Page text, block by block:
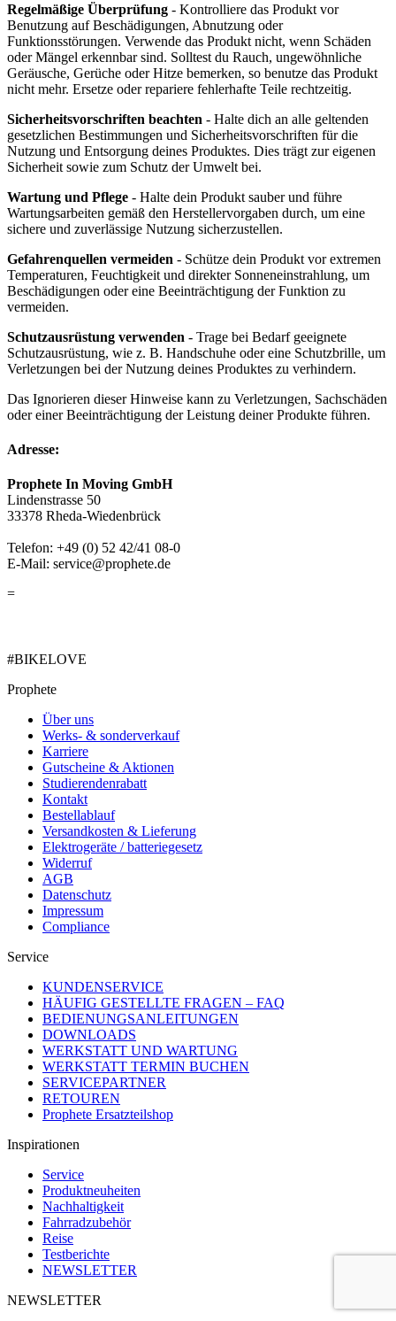
Regelmäßige Überprüfung - Kontrolliere das Produkt vor
Benutzung auf Beschädigungen, Abnutzung oder
Funktionsstörungen. Verwende das Produkt nicht, wenn Schäden
oder Mängel erkennbar sind. Solltest du Rauch, ungewöhnliche
Geräusche, Gerüche oder Hitze bemerken, so benutze das Produkt
nicht mehr. Ersetze oder repariere fehlerhafte Teile rechtzeitig.
Sicherheitsvorschriften beachten - Halte dich an alle geltenden
gesetzlichen Bestimmungen und Sicherheitsvorschriften für die
Nutzung und Entsorgung deines Produktes. Dies trägt zur eigenen
Sicherheit sowie zum Schutz der Umwelt bei.
Wartung und Pflege - Halte dein Produkt sauber und führe
Wartungsarbeiten gemäß den Herstellervorgaben durch, um eine
sichere und zuverlässige Nutzung sicherzustellen.
Gefahrenquellen vermeiden - Schütze dein Produkt vor extremen
Temperaturen, Feuchtigkeit und direkter Sonneneinstrahlung, um
Beschädigungen oder eine Beeinträchtigung der Funktion zu
vermeiden.
Schutzausrüstung verwenden - Trage bei Bedarf geeignete
Schutzausrüstung, wie z. B. Handschuhe oder eine Schutzbrille, um
Verletzungen bei der Nutzung deines Produktes zu verhindern.
Das Ignorieren dieser Hinweise kann zu Verletzungen, Sachschäden
oder einer Beeinträchtigung der Leistung deiner Produkte führen.
Adresse:
Prophete In Moving GmbH
Lindenstrasse 50
33378 Rheda-Wiedenbrück
Telefon: +49 (0) 52 42/41 08-0
E-Mail: service@prophete.de
=
#BIKELOVE
Prophete
Über uns
Werks- & sonderverkauf
Karriere
Gutscheine & Aktionen
Studierendenrabatt
Kontakt
Bestellablauf
Versandkosten & Lieferung
Elektrogeräte / batteriegesetz
Widerruf
AGB
Datenschutz
Impressum
Compliance
Service
KUNDENSERVICE
HÄUFIG GESTELLTE FRAGEN – FAQ
BEDIENUNGSANLEITUNGEN
DOWNLOADS
WERKSTATT UND WARTUNG
WERKSTATT TERMIN BUCHEN
SERVICEPARTNER
RETOUREN
Prophete Ersatzteilshop
Inspirationen
Service
Produktneuheiten
Nachhaltigkeit
Fahrradzubehör
Reise
Testberichte
NEWSLETTER
NEWSLETTER